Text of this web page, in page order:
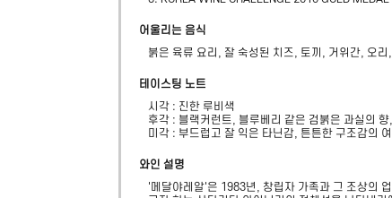
어울리는 음식
붉은 육류 요리, 잘 숙성된 치즈, 토끼, 거위간, 오리,
테이스팅 노트
시각 : 진한 루비색
후각 : 블랙커런트, 블루베리 같은 검붉은 과실의
미각 : 부드럽고 잘 익은 타닌감, 튼튼한 구조감의
와인 설명
'메달야레알'은 1983년, 창립자 가족과 그 조상의